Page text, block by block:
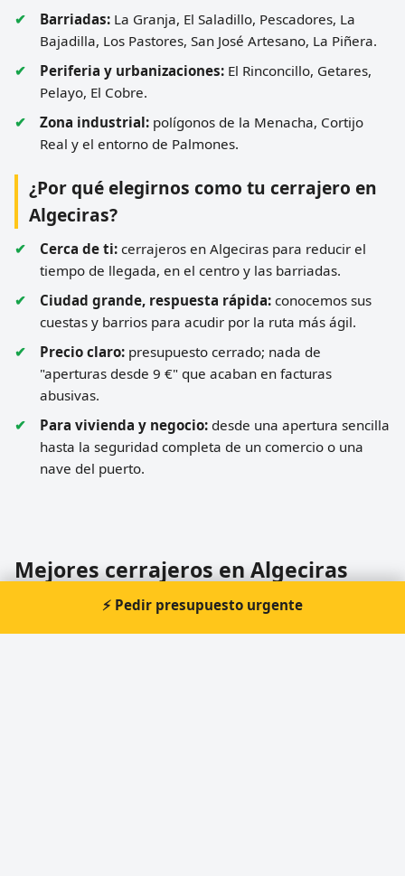
Barriadas: La Granja, El Saladillo, Pescadores, La
Bajadilla, Los Pastores, San José Artesano, La Piñera.
Periferia y urbanizaciones: El Rinconcillo, Getares,
Pelayo, El Cobre.
Zona industrial: polígonos de la Menacha, Cortijo
Real y el entorno de Palmones.
¿Por qué elegirnos como tu cerrajero en
Algeciras?
Cerca de ti: cerrajeros en Algeciras para reducir el
tiempo de llegada, en el centro y las barriadas.
Ciudad grande, respuesta rápida: conocemos sus
cuestas y barrios para acudir por la ruta más ágil.
Precio claro: presupuesto cerrado; nada de
"aperturas desde 9 €" que acaban en facturas
abusivas.
Para vivienda y negocio: desde una apertura sencilla
hasta la seguridad completa de un comercio o una
nave del puerto.
Mejores cerrajeros en Algeciras
4 cerrajeros disponibles en Algeciras (Cádiz). Compara
⚡ Pedir presupuesto urgente